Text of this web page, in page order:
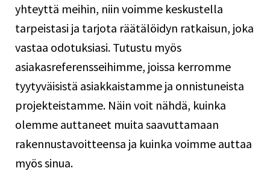
yhteyttä meihin, niin voimme keskustella
tarpeistasi ja tarjota räätälöidyn ratkaisun, joka
vastaa odotuksiasi. Tutustu myös
asiakasreferensseihimme, joissa kerromme
tyytyväisistä asiakkaistamme ja onnistuneista
projekteistamme. Näin voit nähdä, kuinka
olemme auttaneet muita saavuttamaan
rakennustavoitteensa ja kuinka voimme auttaa
myös sinua.